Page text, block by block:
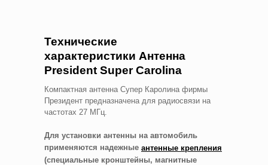
Технические
характеристики Антенна
President Super Carolina
Компактная антенна Супер Каролина фирмы
Президент предназначена для радиосвязи на
частотах 27 МГц.
Для установки антенны на автомобиль
применяются надежные антенные крепления
(специальные кронштейны, магнитные